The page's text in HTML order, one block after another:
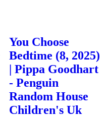
You Choose
Bedtime (8, 2025)
| Pippa Goodhart
- Penguin
Random House
Children's Uk